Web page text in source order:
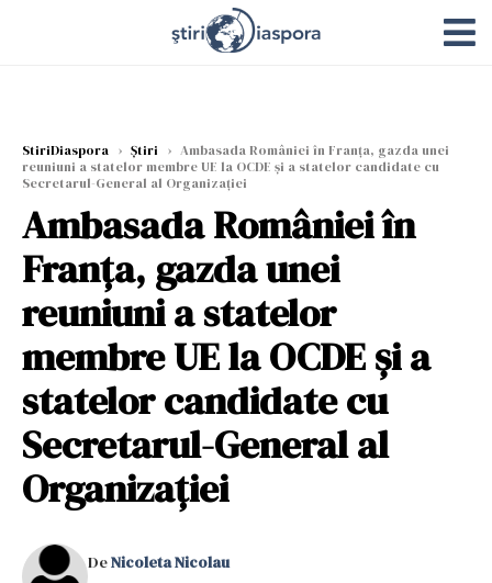
StiriDiaspora › Știri › Ambasada României în Franța, gazda unei
reuniuni a statelor membre UE la OCDE şi a statelor candidate cu
Secretarul-General al Organizaţiei
Ambasada României în
Franța, gazda unei
reuniuni a statelor
membre UE la OCDE şi a
statelor candidate cu
Secretarul-General al
Organizaţiei
DeNicoleta Nicolau